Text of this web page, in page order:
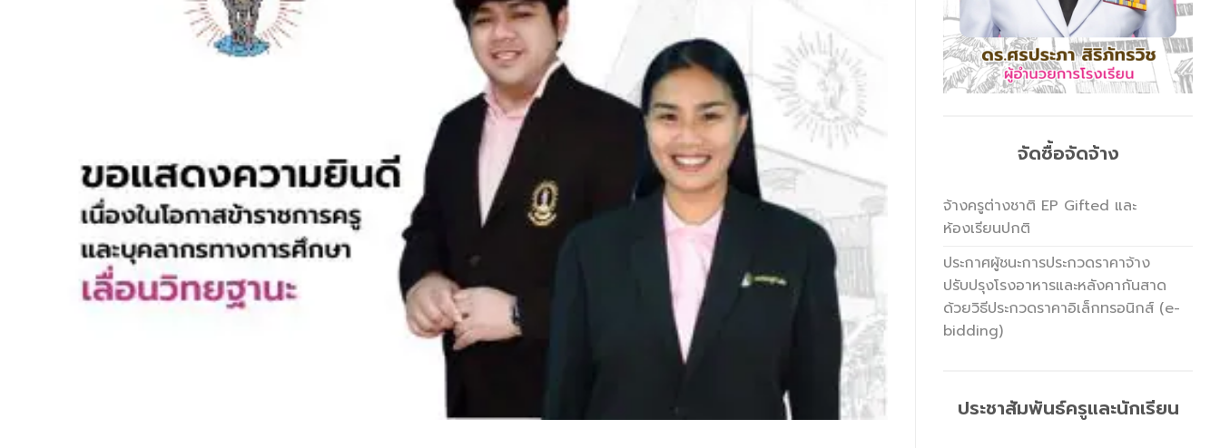
จัดซื้อจัดจ้าง
จ้างครูต่างชาติ EP Gifted และ
ห้องเรียนปกติ
ประกาศผู้ชนะการประกวดราคาจ้าง
ปรับปรุงโรงอาหารและหลังคากันสาด
ด้วยวิธีประกวดราคาอิเล็กทรอนิกส์ (e-
bidding)
ประชาสัมพันธ์ครูและนักเรียน